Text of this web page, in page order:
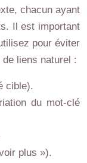
chacun ayant
Il est important
pour éviter
liens naturel :
cible).
du mot-clé
plus »).